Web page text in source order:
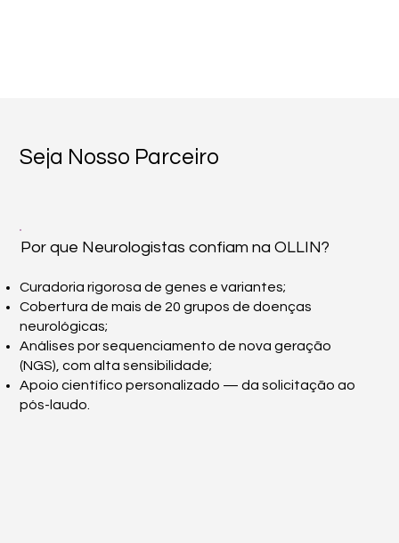
Seja Nosso Parceiro
Por que Neurologistas confiam na OLLIN?
Curadoria rigorosa de genes e variantes;
Cobertura de mais de 20 grupos de doenças
neurológicas;
Análises por sequenciamento de nova geração
(NGS), com alta sensibilidade;
Apoio científico personalizado — da solicitação ao
pós-laudo.